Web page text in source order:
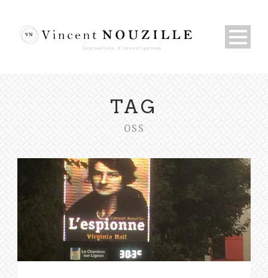
TAG
OSS